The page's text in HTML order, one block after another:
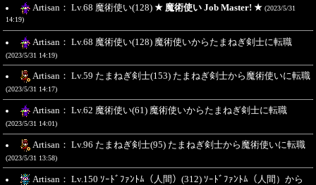
Artisan： Lv.68 魔術使い(128) ★ 魔術使い Job Master! ★ (2023/5/31
14:19)
Artisan： Lv.68 魔術使い(128) 魔術使いからたまねぎ剣士に転職
(2023/5/31 14:19)
Artisan： Lv.59 たまねぎ剣士(153) たまねぎ剣士から魔術使いに転職
(2023/5/31 14:17)
Artisan： Lv.62 魔術使い(61) 魔術使いからたまねぎ剣士に転職
(2023/5/31 14:01)
Artisan： Lv.96 たまねぎ剣士(95) たまねぎ剣士から魔術使いに転職
(2023/5/31 13:58)
Artisan： Lv.150 ｿｰﾄﾞﾌｧﾝﾄﾑ（人間）(312) ｿｰﾄﾞﾌｧﾝﾄﾑ（人間）から